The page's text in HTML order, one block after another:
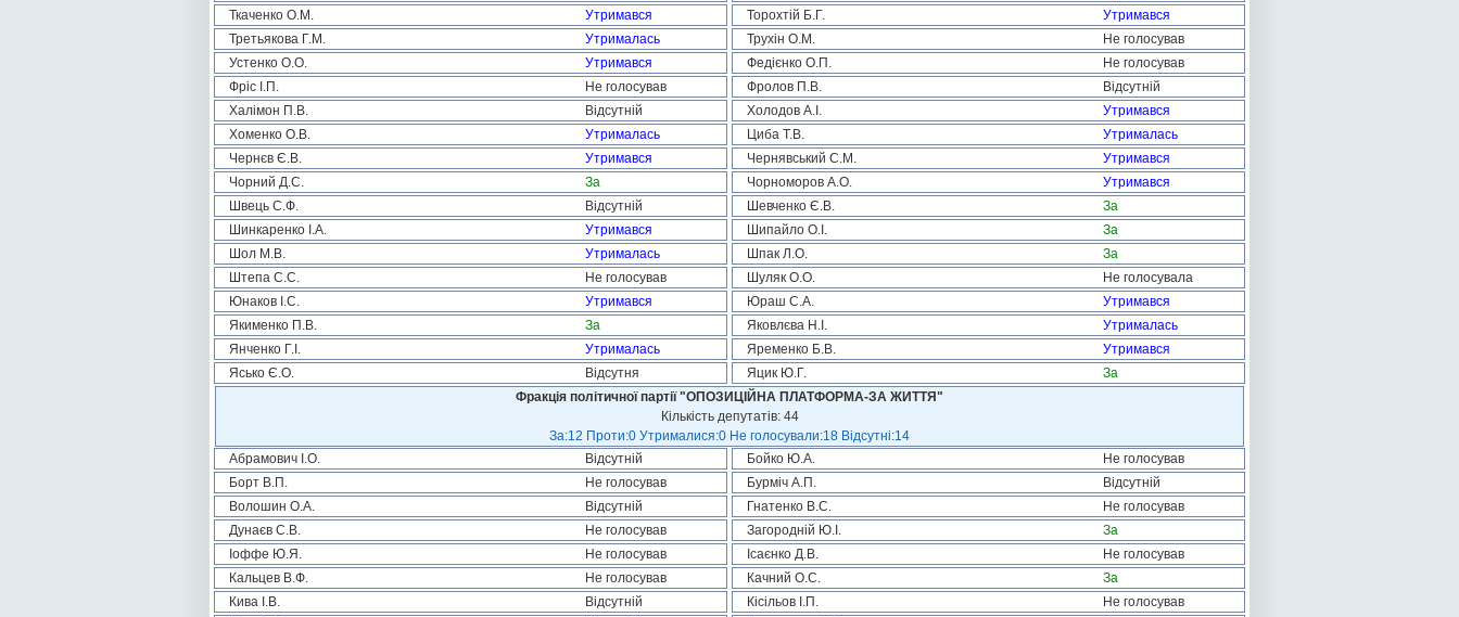
Ткаченко О.М.
Утримався Торохтій Б.Г.
Утримався
Третьякова Г.М.
Утрималась Трухін О.М.
Не голосував
Устенко О.О.
Утримався Федієнко О.П.
Не голосував
Фріс І.П.
Не голосував Фролов П.В.
Відсутній
Халімон П.В.
Відсутній Холодов А.І.
Утримався
Хоменко О.В.
Утрималась Циба Т.В.
Утрималась
Чернєв Є.В.
Утримався Чернявський С.М.
Утримався
Чорний Д.С.
За Чорноморов А.О.
Утримався
Швець С.Ф.
Відсутній Шевченко Є.В.
За
Шинкаренко І.А.
Утримався Шипайло О.І.
За
Шол М.В.
Утрималась Шпак Л.О.
За
Штепа С.С.
Не голосував Шуляк О.О.
Не голосувала
Юнаков І.С.
Утримався Юраш С.А.
Утримався
Якименко П.В.
За Яковлєва Н.І.
Утрималась
Янченко Г.І.
Утрималась Яременко Б.В.
Утримався
Ясько Є.О.
Відсутня Яцик Ю.Г.
За
Фракція політичної партії "ОПОЗИЦІЙНА ПЛАТФОРМА-ЗА ЖИТТЯ"
Кількість депутатів: 44
За:12 Проти:0 Утрималися:0 Не голосували:18 Відсутні:14
Абрамович І.О.
Відсутній Бойко Ю.А.
Не голосував
Борт В.П.
Не голосував Бурміч А.П.
Відсутній
Волошин О.А.
Відсутній Гнатенко В.С.
Не голосував
Дунаєв С.В.
Не голосував Загородній Ю.І.
За
Іоффе Ю.Я.
Не голосував Ісаєнко Д.В.
Не голосував
Кальцев В.Ф.
Не голосував Качний О.С.
За
Кива І.В.
Відсутній Кісільов І.П.
Не голосував